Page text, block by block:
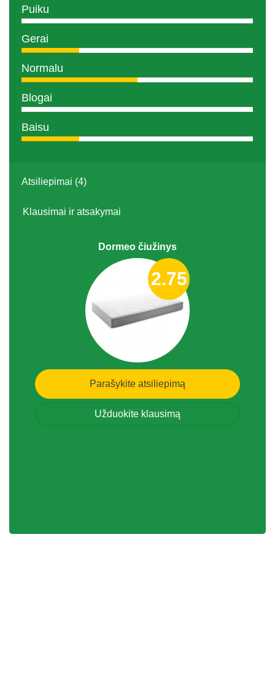
Puiku
Gerai
Normalu
Blogai
Baisu
Atsiliepimai (4)
Klausimai ir atsakymai
Dormeo čiužinys
2.75
Parašykite atsiliepimą
Užduokite klausimą